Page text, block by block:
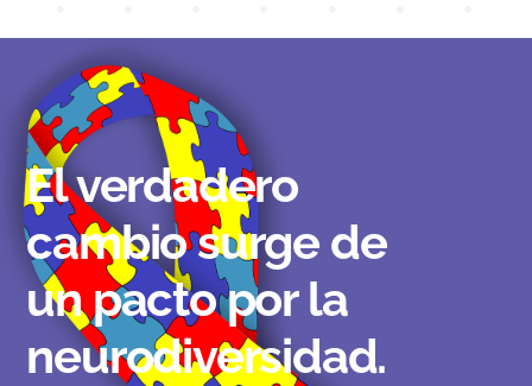
El verdadero
cambio surge de
un pacto por la
neurodiversidad.